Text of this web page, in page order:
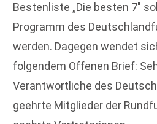
Bestenliste „Die besten 7″
Programm des
werden. Dagegen wendet
folgendem Offenen Brief:
Verantwortliche des
geehrte Mitglieder der